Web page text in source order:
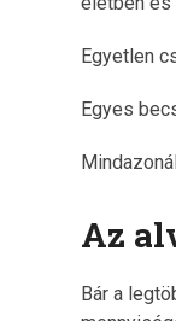
Egyetlen
Egyes
Az
Bár a